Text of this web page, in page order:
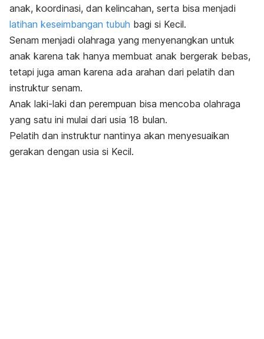
anak, koordinasi, dan kelincahan, serta bisa menjadi
latihan keseimbangan tubuh bagi si Kecil.
Senam menjadi olahraga yang menyenangkan untuk
anak karena tak hanya membuat anak bergerak bebas,
tetapi juga aman karena ada arahan dari pelatih dan
instruktur senam.
Anak laki-laki dan perempuan bisa mencoba olahraga
yang satu ini mulai dari usia 18 bulan.
Pelatih dan instruktur nantinya akan menyesuaikan
gerakan dengan usia si Kecil.